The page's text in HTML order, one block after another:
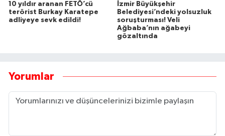
10 yıldır aranan FETÖ’cü
terörist Burkay Karatepe
adliyeye sevk edildi!
İzmir Büyükşehir
Belediyesi’ndeki yolsuzluk
soruşturması! Veli
Ağbaba’nın ağabeyi
gözaltında
Yorumlar